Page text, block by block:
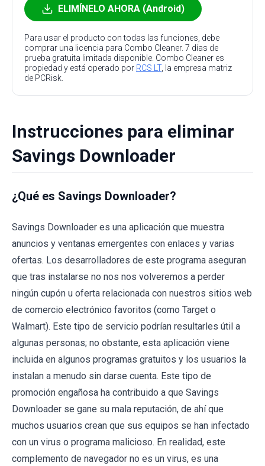
ELIMÍNELO AHORA (Android)
Para usar el producto con todas las funciones, debe
comprar una licencia para Combo Cleaner. 7 días de
prueba gratuita limitada disponible. Combo Cleaner es
propiedad y está operado por RCS LT, la empresa matriz
de PCRisk.
Instrucciones para eliminar
Savings Downloader
¿Qué es Savings Downloader?
Savings Downloader es una aplicación que muestra
anuncios y ventanas emergentes con enlaces y varias
ofertas. Los desarrolladores de este programa aseguran
que tras instalarse no nos nos volveremos a perder
ningún cupón u oferta relacionada con nuestros sitios web
de comercio electrónico favoritos (como Target o
Walmart). Este tipo de servicio podrían resultarles útil a
algunas personas; no obstante, esta aplicación viene
incluida en algunos programas gratuitos y los usuarios la
instalan a menudo sin darse cuenta. Este tipo de
promoción engañosa ha contribuido a que Savings
Downloader se gane su mala reputación, de ahí que
muchos usuarios crean que sus equipos se han infectado
con un virus o programa malicioso. En realidad, este
complemento de navegador no es un virus, es una